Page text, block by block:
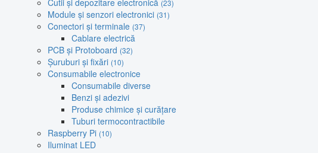
(23)
Module și senzori electronici (31)
Conectori și terminale (37)
Cablare electrică
PCB și Protoboard (32)
Șuruburi și fixări (10)
Consumabile electronice
Consumabile diverse
Benzi și adezivi
Produse chimice și curățare
Tuburi termocontractibile
Raspberry Pi (10)
Iluminat LED